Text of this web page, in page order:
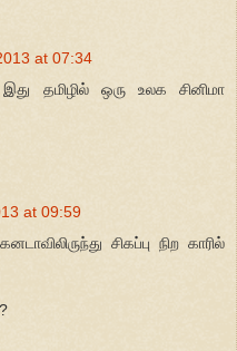
at 07:34
தமிழில் ஒரு உலக சினிமா
at 09:59
சிகப்பு நிற காரில்